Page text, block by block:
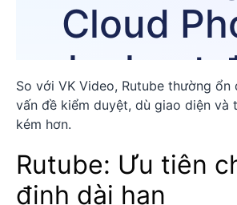
So với VK Video, Rutube thường ổn
vấn đề kiểm duyệt, dù giao diện và
kém hơn.
Rutube: Ưu tiên
định dài hạn